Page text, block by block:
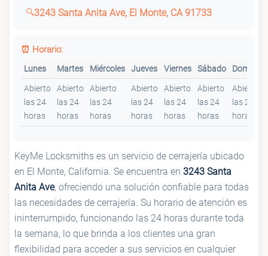
3243 Santa Anita Ave, El Monte, CA 91733
⏰ Horario:
Lunes Martes Miércoles Jueves Viernes Sábado Domingo
Abierto
las 24
horas
Abierto
las 24
horas
Abierto
las 24
horas
Abierto
las 24
horas
Abierto
las 24
horas
Abierto
las 24
horas
Abierto
las 24
horas
KeyMe Locksmiths es un servicio de cerrajería ubicado
en El Monte, California. Se encuentra en 3243 Santa
Anita Ave, ofreciendo una solución confiable para todas
las necesidades de cerrajería. Su horario de atención es
ininterrumpido, funcionando las 24 horas durante toda
la semana, lo que brinda a los clientes una gran
flexibilidad para acceder a sus servicios en cualquier